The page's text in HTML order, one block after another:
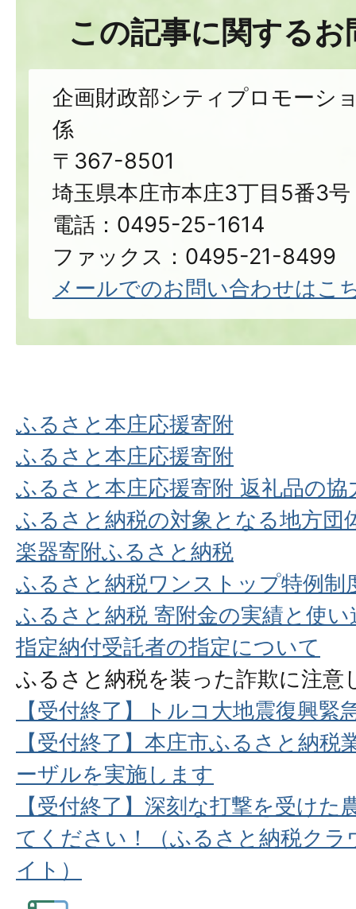
この記事に関する
企画財政部シティプロモーシ
係
〒367-8501
埼玉県本庄市本庄3丁目5番3号
電話：0495-25-1614
ファックス：0495-21-8499
メールでのお問い合わせはこ
ふるさと本庄応援寄附
ふるさと本庄応援寄附
ふるさと本庄応援寄附 返礼品の
ふるさと納税の対象となる地方団
楽器寄附ふるさと納税
ふるさと納税ワンストップ特例制
ふるさと納税 寄附金の実績と使い
指定納付受託者の指定について
ふるさと納税を装った詐欺に注意
【受付終了】トルコ大地震復興緊
【受付終了】本庄市ふるさと納
ーザルを実施します
【受付終了】深刻な打撃を受け
てください！（ふるさと納税ク
イト）